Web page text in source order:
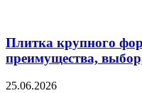
Плитка крупного
преимущества,
25.06.2026